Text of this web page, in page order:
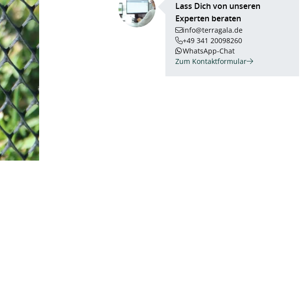
Lass Dich von unseren
Experten beraten
info@terragala.de
+49 341 20098260
WhatsApp-Chat
Zum Kontaktformular